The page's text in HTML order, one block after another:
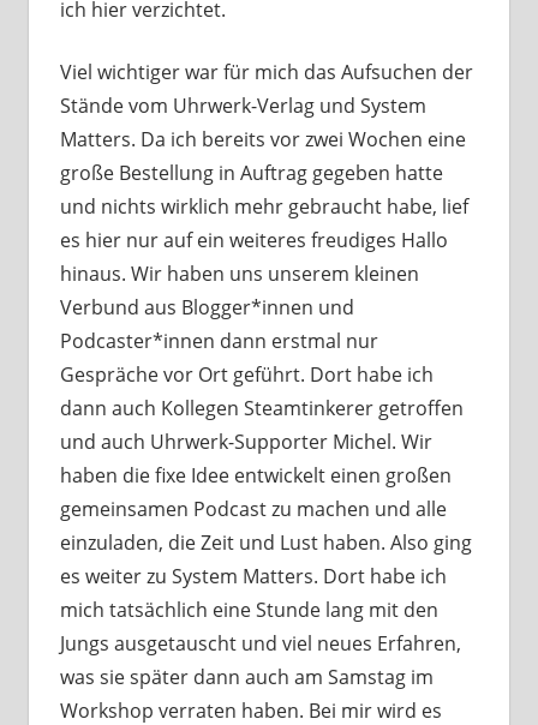
ich hier verzichtet.
Viel wichtiger war für mich das Aufsuchen der
Stände vom Uhrwerk-Verlag und System
Matters. Da ich bereits vor zwei Wochen eine
große Bestellung in Auftrag gegeben hatte
und nichts wirklich mehr gebraucht habe, lief
es hier nur auf ein weiteres freudiges Hallo
hinaus. Wir haben uns unserem kleinen
Verbund aus Blogger*innen und
Podcaster*innen dann erstmal nur
Gespräche vor Ort geführt. Dort habe ich
dann auch Kollegen Steamtinkerer getroffen
und auch Uhrwerk-Supporter Michel. Wir
haben die fixe Idee entwickelt einen großen
gemeinsamen Podcast zu machen und alle
einzuladen, die Zeit und Lust haben. Also ging
es weiter zu System Matters. Dort habe ich
mich tatsächlich eine Stunde lang mit den
Jungs ausgetauscht und viel neues Erfahren,
was sie später dann auch am Samstag im
Workshop verraten haben. Bei mir wird es